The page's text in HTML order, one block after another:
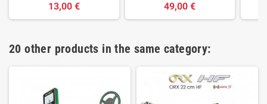
13,00 € 49,00 €
20 other products in the same category: